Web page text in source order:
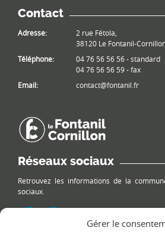
Gérer le
Contact
Adresse:
2 rue Fétola,
38120 Le Fontanil-
Téléphone:
04 76 56 56 56 - standard
04 76 56 56 59 - fax
Email:
contact@fontanil.fr
Réseaux sociaux
Retrouvez les informations de la
sociaux.